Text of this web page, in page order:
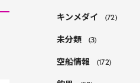
キンメダイ (72)
未分類 (3)
空船情報 (172)